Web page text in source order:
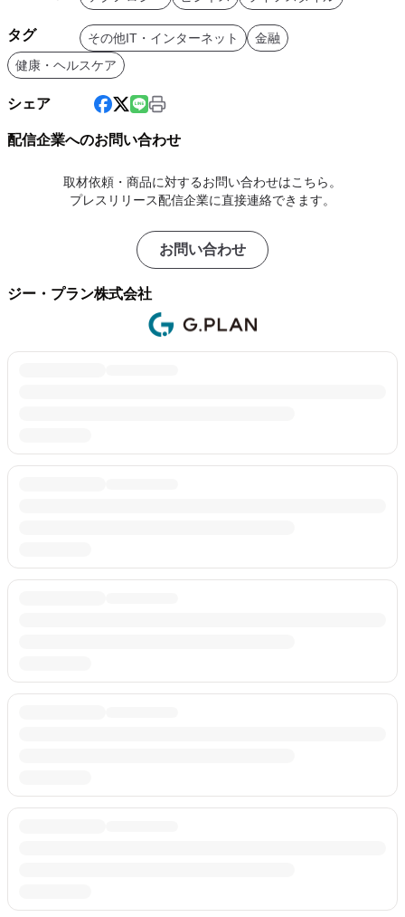
タグ その他IT・インターネット
金融
健康・ヘルスケア
シェア
配信企業へのお問い合わせ
取材依頼・商品に対するお問い合わせはこちら。
プレスリリース配信企業に直接連絡できます。
お問い合わせ
ジー・プラン株式会社